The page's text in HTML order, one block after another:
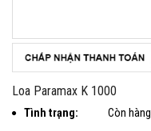
Loa Paramax K 1000
Tình trạng: Còn hàng